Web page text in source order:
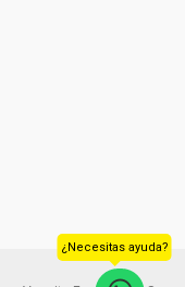
¿Necesitas ayuda?